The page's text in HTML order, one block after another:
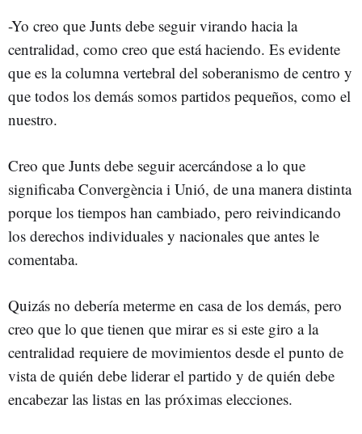
-Yo creo que Junts debe seguir virando hacia la
centralidad, como creo que está haciendo. Es evidente
que es la columna vertebral del soberanismo de centro y
que todos los demás somos partidos pequeños, como el
nuestro.
Creo que Junts debe seguir acercándose a lo que
significaba Convergència i Unió, de una manera distinta
porque los tiempos han cambiado, pero reivindicando
los derechos individuales y nacionales que antes le
comentaba.
Quizás no debería meterme en casa de los demás, pero
creo que lo que tienen que mirar es si este giro a la
centralidad requiere de movimientos desde el punto de
vista de quién debe liderar el partido y de quién debe
encabezar las listas en las próximas elecciones.